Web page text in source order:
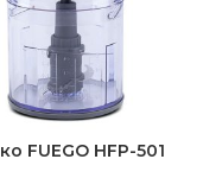
FUEGO HFP-501